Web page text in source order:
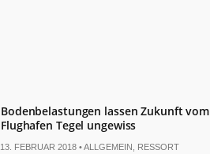
Bodenbelastungen lassen Zukunft vom
Flughafen Tegel ungewiss
13. FEBRUAR 2018 •ALLGEMEIN
RESSORT